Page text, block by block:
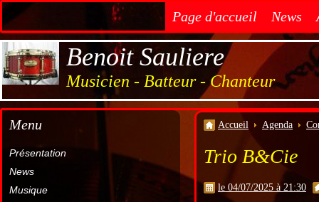
Page d'accueil News
Benoit Sauliere
Musicien - Batteur - Chanteur
Menu
Présentation
News
Musique
Accueil Agenda
Trio B&Cie
le 04/07/2025 à 21:30